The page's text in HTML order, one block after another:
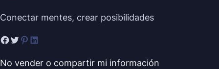
Conectar mentes, crear posibilidades
No vender o compartir mi información